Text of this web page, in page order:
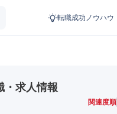
転職成功ノウハウ
・求人情報
関連度順